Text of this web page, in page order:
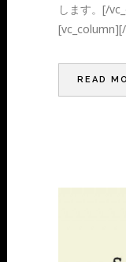
します。[/
READ